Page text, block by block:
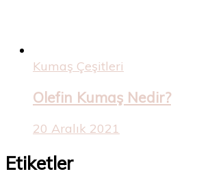
Kumaş Çeşitleri
Olefin Kumaş Nedir?
20 Aralık 2021
Etiketler